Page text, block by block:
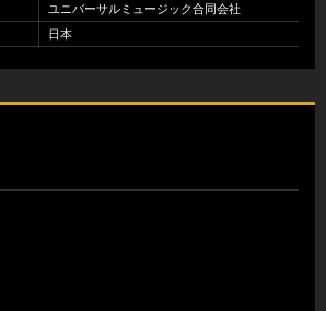
ユニバーサルミュージック合同会社
日本